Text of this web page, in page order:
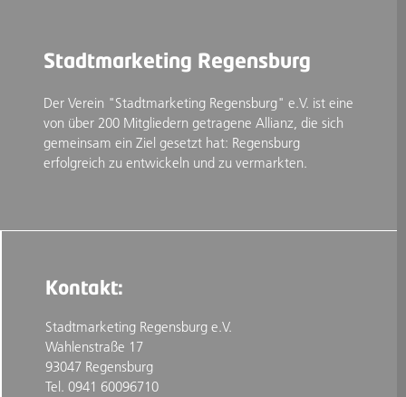
Stadtmarketing Regensburg
Der Verein "Stadtmarketing Regensburg" e.V. ist eine
von über 200 Mitgliedern getragene Allianz, die sich
gemeinsam ein Ziel gesetzt hat: Regensburg
erfolgreich zu entwickeln und zu vermarkten.
Kontakt:
Stadtmarketing Regensburg e.V.
Wahlenstraße 17
93047 Regensburg
Tel. 0941 60096710